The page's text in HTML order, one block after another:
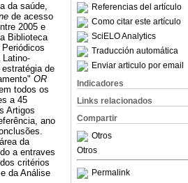
Referencias del artículo
Como citar este artículo
SciELO Analytics
Traducción automática
Enviar articulo por email
Indicadores
Links relacionados
Compartir
Otros
Otros
Permalink
da saúde,
de acesso
2005 e
Biblioteca
Latino-
de
OR
todos os
a 45
Artigos
ano
da
a entraves
critérios
da Análise